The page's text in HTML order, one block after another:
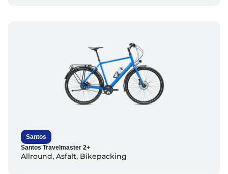
Santos
Santos Travelmaster 2+
Allround, Asfalt, Bikepacking